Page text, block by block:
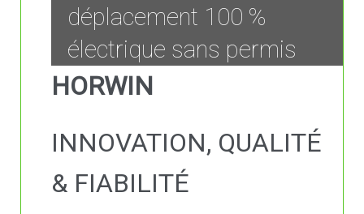
déplacement 100 %
électrique sans permis
HORWIN
INNOVATION, QUALITÉ
& FIABILITÉ